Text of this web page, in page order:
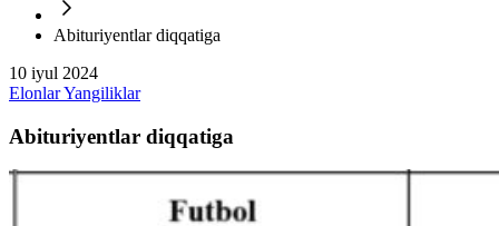
Abituriyentlar diqqatiga
10 iyul 2024
ElonlarYangiliklar
Abituriyentlar diqqatiga